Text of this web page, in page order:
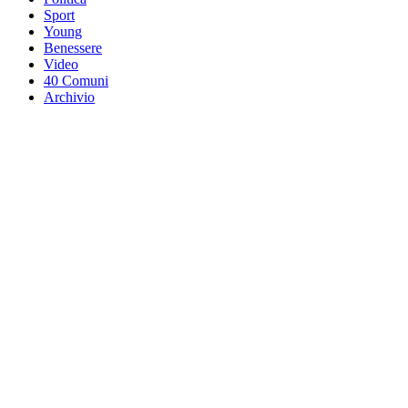
Sport
Young
Benessere
Video
40 Comuni
Archivio